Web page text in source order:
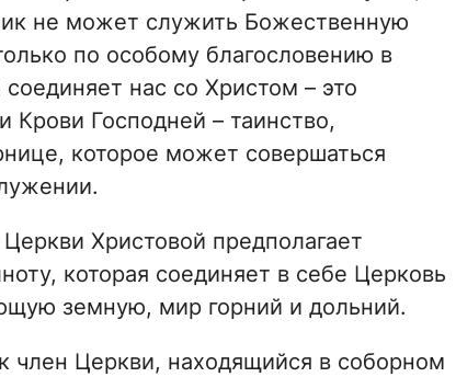
не может служить Божественную
по особому благословению в
нас со Христом – это
Господней – таинство,
которое может совершаться
Христовой предполагает
которая соединяет в себе Церковь
земную, мир горний и дольний.
член Церкви, находящийся в соборном